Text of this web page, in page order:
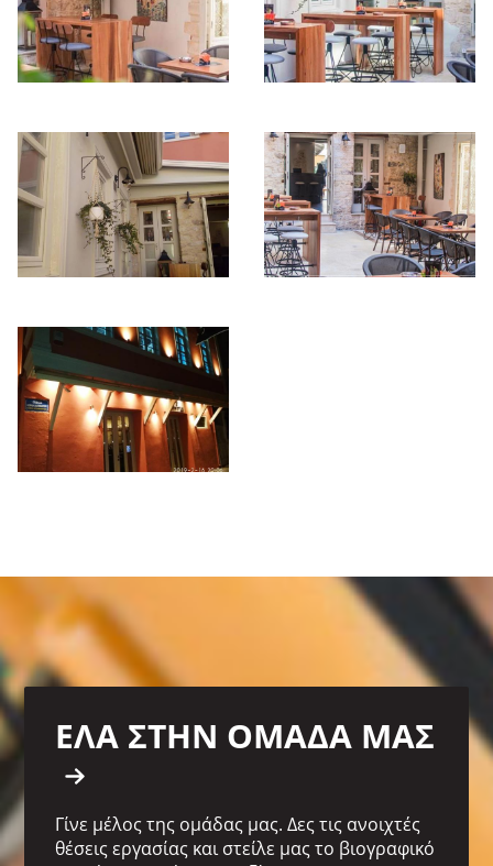
ΕΛΑ ΣΤΗΝ ΟΜΑΔΑ ΜΑΣ
Γίνε μέλος της ομάδας μας. Δες τις ανοιχτές
θέσεις εργασίας και στείλε μας το βιογραφικό